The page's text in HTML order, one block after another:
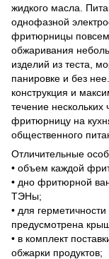
жидкого масла.
однофазной
фритюрницы
обжаривания
изделий из теста,
панировке и без
конструкция и
течение нескольких
фритюрницу на
общественного
Отличительные
• объем каждой
• дно фритюрной
ТЭНы;
• для
предусмотрена
• в комплект
обжарки продуктов;